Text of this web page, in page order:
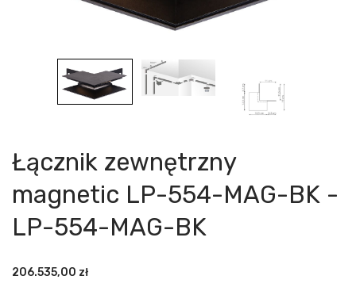
Łącznik zewnętrzny
magnetic LP-554-MAG-BK -
LP-554-MAG-BK
206.535,00 zł